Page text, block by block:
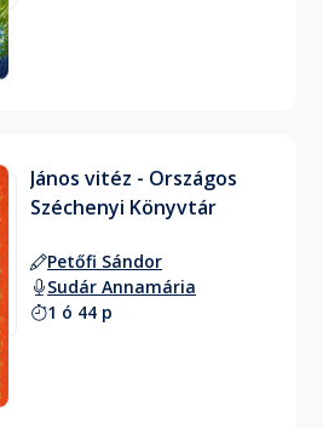
János vitéz - Országos
Széchenyi Könyvtár
Petőfi Sándor
Sudár Annamária
1 ó 44 p